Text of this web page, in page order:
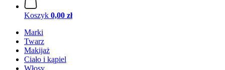
Koszyk 0,00 zł
Marki
Twarz
Makijaż
Ciało i kąpiel
Włosy